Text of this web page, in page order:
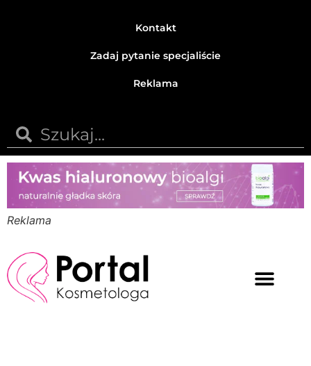
Kontakt
Zadaj pytanie specjaliście
Reklama
Reklama